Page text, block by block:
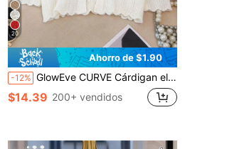
20
Ahorro de $1.90
-12% GlowEve CURVE Cárdigan elegante de talla grande con cuello redondo, manga 3/4 y lazo con efecto calado
$14.39 200+ vendidos